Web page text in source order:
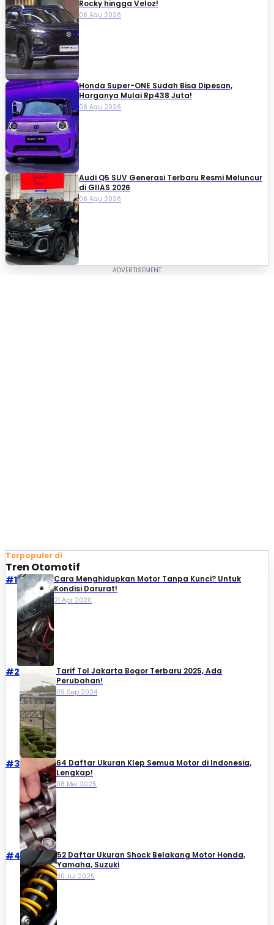
Rocky hingga Veloz!
06 Agu 2026
Honda Super-ONE Sudah Bisa Dipesan,
Harganya Mulai Rp438 Juta!
06 Agu 2026
Audi Q5 SUV Generasi Terbaru Resmi Meluncur
di GIIAS 2026
06 Agu 2026
Terpopuler di
Tren Otomotif
#1
Cara Menghidupkan Motor Tanpa Kunci? Untuk
Kondisi Darurat!
21 Apr 2020
#2
Tarif Tol Jakarta Bogor Terbaru 2025, Ada
Perubahan!
09 Sep 2024
#3
64 Daftar Ukuran Klep Semua Motor di Indonesia,
Lengkap!
08 Mei 2025
#4
52 Daftar Ukuran Shock Belakang Motor Honda,
Yamaha, Suzuki​
30 Jul 2025